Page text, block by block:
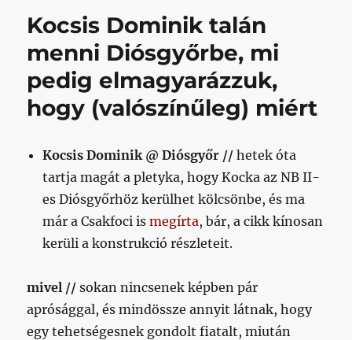
változó
versenykiírás
című
bejegyzéshez
Kocsis Dominik talán
menni Diósgyőrbe, mi
pedig elmagyarázzuk,
hogy (valószínűleg) miért
Kocsis Dominik @ Diósgyőr // hetek óta
tartja magát a pletyka, hogy Kocka az NB II-
es Diósgyőrhöz kerülhet kölcsönbe, és ma
már a Csakfoci ismegírta, bár, a cikk kínosan
kerüli a konstrukció részleteit.
mivel //sokan nincsenek képben pár
aprósággal, és mindössze annyit látnak, hogy
egy tehetségesnek gondolt fiatalt, miután